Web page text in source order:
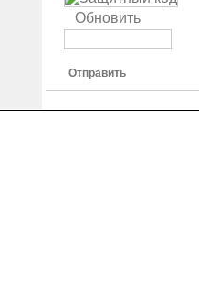
Обновить
Отправить